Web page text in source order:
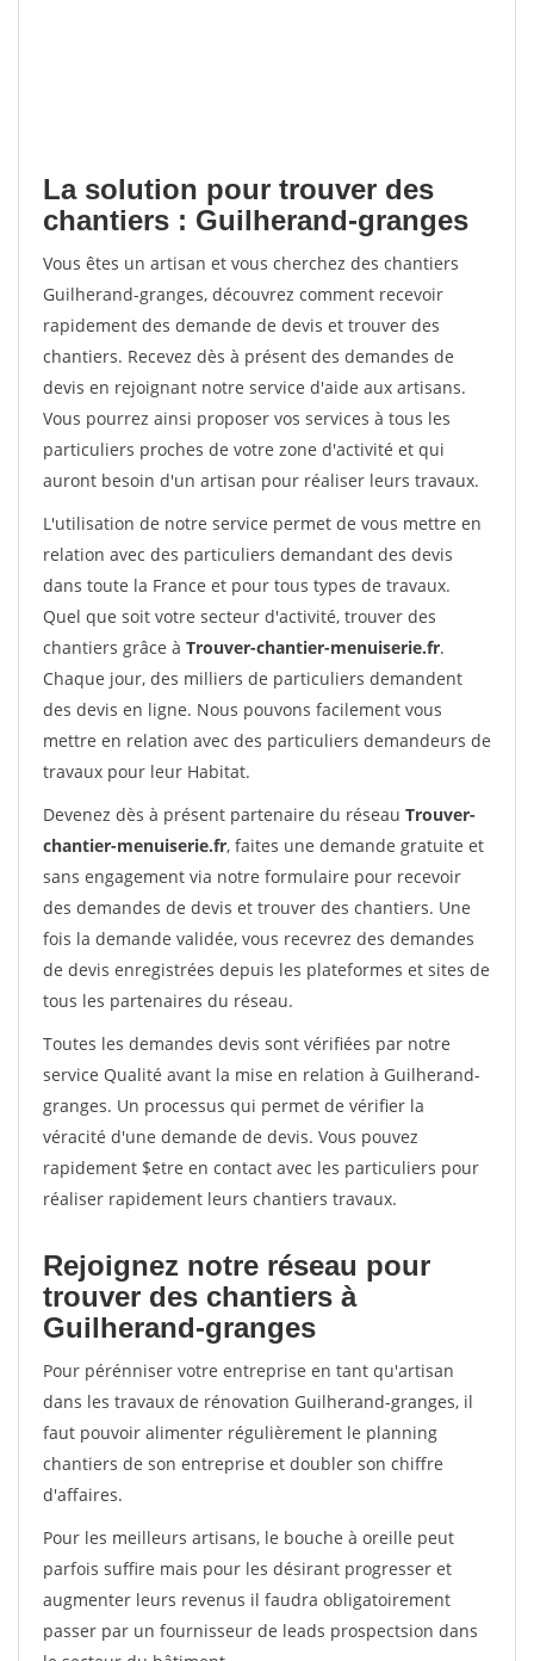
La solution pour trouver des
chantiers : Guilherand-granges
Vous êtes un artisan et vous cherchez des chantiers
Guilherand-granges, découvrez comment recevoir
rapidement des demande de devis et trouver des
chantiers. Recevez dès à présent des demandes de
devis en rejoignant notre service d'aide aux artisans.
Vous pourrez ainsi proposer vos services à tous les
particuliers proches de votre zone d'activité et qui
auront besoin d'un artisan pour réaliser leurs travaux.
L'utilisation de notre service permet de vous mettre en
relation avec des particuliers demandant des devis
dans toute la France et pour tous types de travaux.
Quel que soit votre secteur d'activité, trouver des
chantiers grâce à Trouver-chantier-menuiserie.fr.
Chaque jour, des milliers de particuliers demandent
des devis en ligne. Nous pouvons facilement vous
mettre en relation avec des particuliers demandeurs de
travaux pour leur Habitat.
Devenez dès à présent partenaire du réseau Trouver-
chantier-menuiserie.fr, faites une demande gratuite et
sans engagement via notre formulaire pour recevoir
des demandes de devis et trouver des chantiers. Une
fois la demande validée, vous recevrez des demandes
de devis enregistrées depuis les plateformes et sites de
tous les partenaires du réseau.
Toutes les demandes devis sont vérifiées par notre
service Qualité avant la mise en relation à Guilherand-
granges. Un processus qui permet de vérifier la
véracité d'une demande de devis. Vous pouvez
rapidement $etre en contact avec les particuliers pour
réaliser rapidement leurs chantiers travaux.
Rejoignez notre réseau pour
trouver des chantiers à
Guilherand-granges
Pour pérénniser votre entreprise en tant qu'artisan
dans les travaux de rénovation Guilherand-granges, il
faut pouvoir alimenter régulièrement le planning
chantiers de son entreprise et doubler son chiffre
d'affaires.
Pour les meilleurs artisans, le bouche à oreille peut
parfois suffire mais pour les désirant progresser et
augmenter leurs revenus il faudra obligatoirement
passer par un fournisseur de leads prospectsion dans